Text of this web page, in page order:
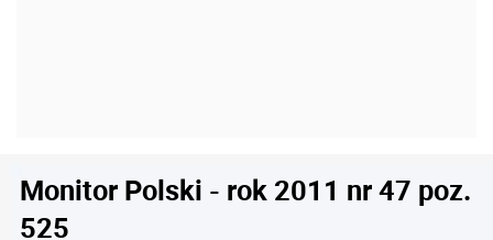
Monitor Polski - rok 2011 nr 47 poz.
525